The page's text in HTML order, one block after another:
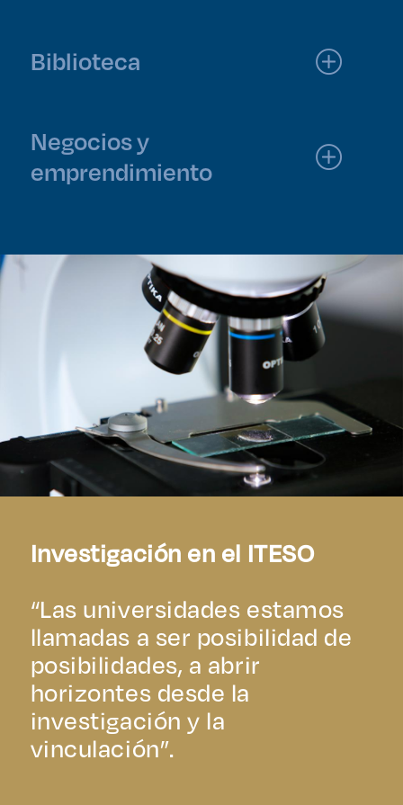
Biblioteca
Negocios y
emprendimiento
Investigación en el ITESO
“Las universidades estamos
llamadas a ser posibilidad de
posibilidades, a abrir
horizontes desde la
investigación y la
vinculación”.